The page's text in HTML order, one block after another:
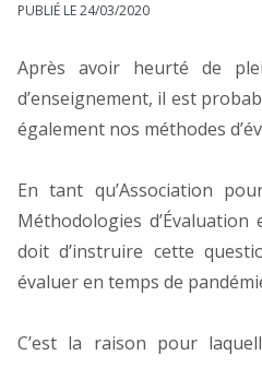
PUBLIÉ LE 24/03/2020
Après avoir heurté de
d’enseignement, il est
également nos méthodes
En tant qu’Association
Méthodologies d’Évaluation
doit d’instruire cette
évaluer en temps de
C’est la raison pour